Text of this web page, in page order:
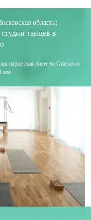
область)
танцев в
паркетная система Grassawa
мм